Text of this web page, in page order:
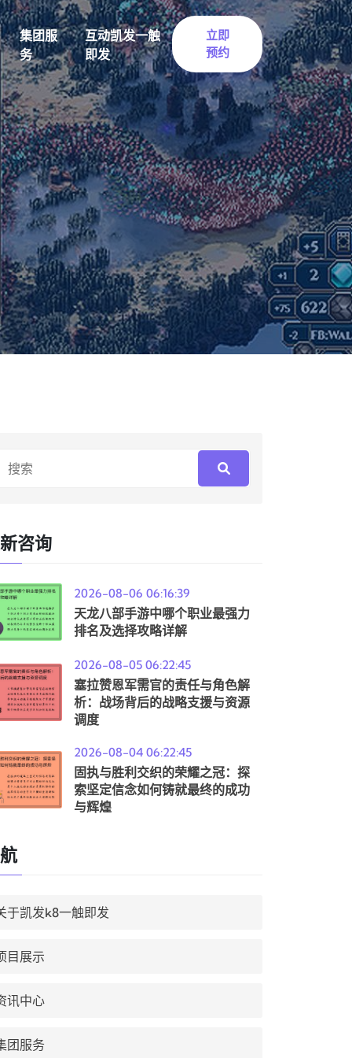
集团服
务
互动凯发一触
即发
立即
预约
咨询
2026-08-06 06:16:39
天龙八部手游中哪个职业最强力
排名及选择攻略详解
2026-08-05 06:22:45
塞拉赞恩军需官的责任与角色解
析：战场背后的战略支援与资源
调度
2026-08-04 06:22:45
固执与胜利交织的荣耀之冠：探
索坚定信念如何铸就最终的成功
与辉煌
于凯发k8一触即发
目展示
讯中心
团服务